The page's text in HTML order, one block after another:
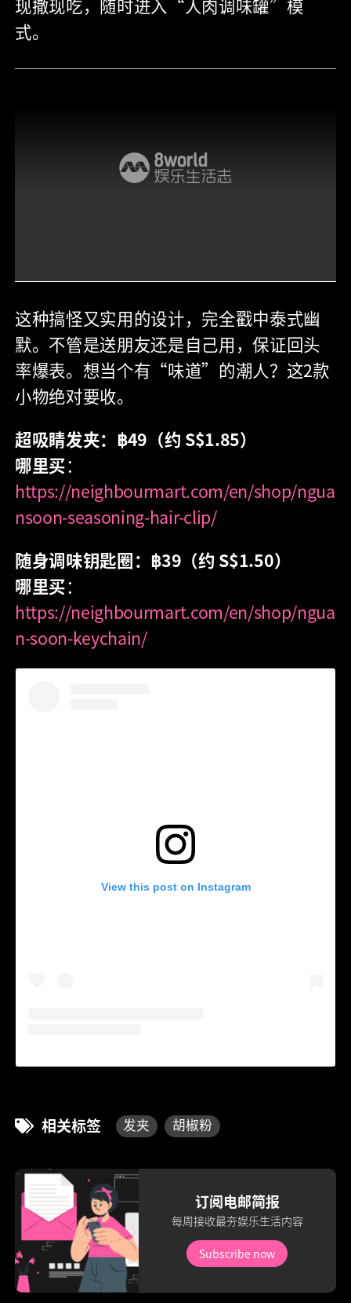
现撒现吃，随时进入“人肉调味罐”模
式。
这种搞怪又实用的设计，完全戳中泰式幽
默。不管是送朋友还是自己用，保证回头
率爆表。想当个有“味道”的潮人？这2款
小物绝对要收。
超吸睛发夹：฿49（约 S$1.85）
哪里买：
https://neighbourmart.com/en/shop/ngua
nsoon-seasoning-hair-clip/
随身调味钥匙圈：฿39（约 S$1.50）
哪里买：
https://neighbourmart.com/en/shop/ngua
n-soon-keychain/
View this post on Instagram
相关标签 发夹 胡椒粉
订阅电邮简报
每周接收最夯娱乐生活内容
Subscribe now